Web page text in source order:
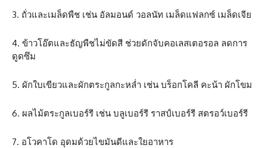
3. ถั่วและเมล็ดพืช เช่น อัลมอนด์ วอลนัท เมล็ดแฟลกซ์ เมล็ดเจีย
4. ข้าวโอ๊ตและธัญพืชไม่ขัดสี ช่วยดักจับคอเลสเตอรอล ลดการ
ดูดซึม
5. ผักใบเขียวและผักตระกูลกะหล่ำ เช่น บร็อกโคลี คะน้า ผักโขม
6. ผลไม้ตระกูลเบอร์รี เช่น บลูเบอร์รี ราสป์เบอร์รี สตรอว์เบอร์รี
7. อโวคาโด อุดมด้วยไขมันดีและใยอาหาร